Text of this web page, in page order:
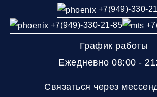
+7(949)-330-
+7(949)-330-21-85
График работы
Ежедневно 08:00 -
Связаться через